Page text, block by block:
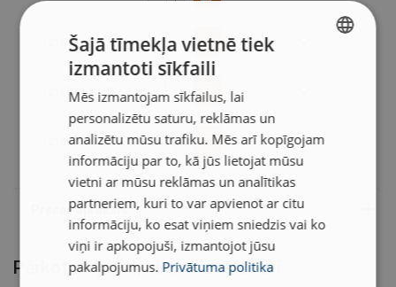
121503900202
121504200205
121504200202
Materiāls:
Darba temperatūra :
Pārklājums:
Piezīme:
Pērkot šo preci, klienti izvēlas arī
ENGLISH TRANSLATION
Šajā tīmekļa vietnē tiek
izmantoti sīkfaili
Mēs izmantojam sīkfailus, lai
personalizētu saturu, reklāmas un
analizētu mūsu trafiku. Mēs arī kopīgojam
informāciju par to, kā jūs lietojat mūsu
vietni ar mūsu reklāmas un analītikas
partneriem, kuri to var apvienot ar citu
informāciju, ko esat viņiem sniedzis vai ko
viņi ir apkopojuši, izmantojot jūsu
pakalpojumus. Privātuma politika